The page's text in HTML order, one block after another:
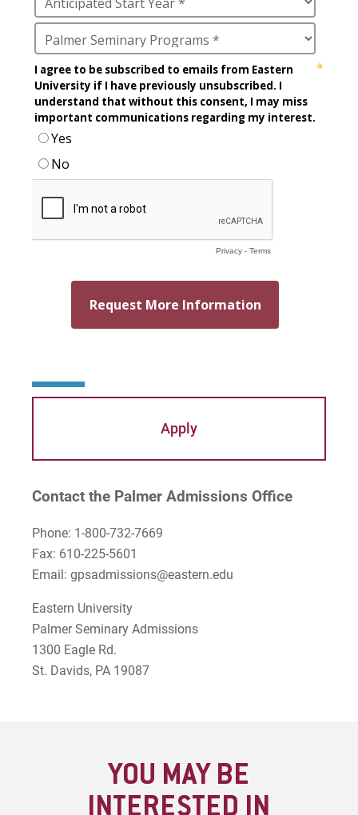
Manfred Brauch
Marsha Brown Woodard
Martin Gonzalez
Michael Sisson
Peter C. Wool
Rodney Ragwan
Sharon Fleshman
Stephen Kim
Steven B. Lawrence
Apply
Contact the Palmer Admissions Office
Phone: 1-800-732-7669
Fax: 610-225-5601
Email: gpsadmissions@eastern.edu
Eastern University
Palmer Seminary Admissions
1300 Eagle Rd.
St. Davids, PA 19087
YOU MAY BE